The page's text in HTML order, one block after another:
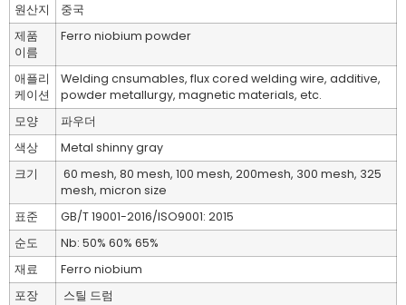
원산지
중국
제품
이름
Ferro niobium powder
애플리
케이션
Welding cnsumables, flux cored welding wire, additive,
powder metallurgy, magnetic materials, etc.
모양
파우더
색상
Metal shinny gray
크기
60 mesh, 80 mesh, 100 mesh, 200mesh, 300 mesh, 325
mesh, micron size
표준
GB/T 19001-2016/ISO9001: 2015
순도
Nb: 50% 60% 65%
재료
Ferro niobium
포장
스틸 드럼